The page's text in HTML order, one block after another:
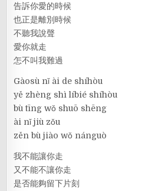
告訴你愛的時候
也正是離別時候
不聽我說聲
愛你就走
怎不叫我難過
Gàosù nǐ ài de shíhòu
yě zhèng shì líbié shíhòu
bù tīng wǒ shuō shēng
ài nǐ jiù zǒu
zěn bù jiào wǒ nánguò
我不能讓你走
又不能不讓你走
是否能夠留下片刻